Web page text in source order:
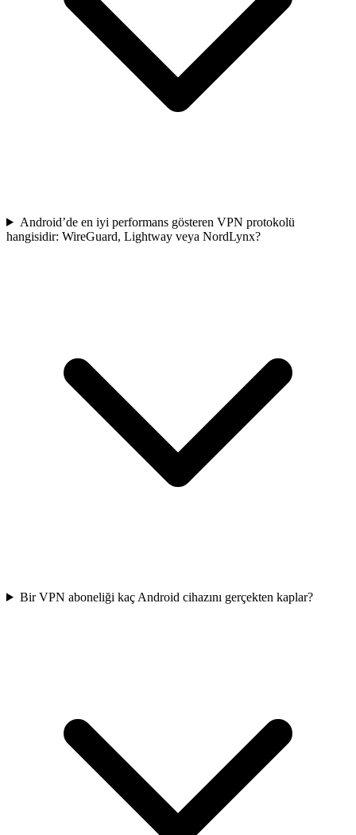
Android’de en iyi performans gösteren VPN protokolü
hangisidir: WireGuard, Lightway veya NordLynx?
Bir VPN aboneliği kaç Android cihazını gerçekten kaplar?